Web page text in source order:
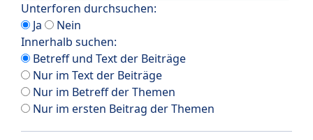
Unterforen durchsuchen:
Ja
Nein
Innerhalb suchen:
Betreff und Text der Beiträge
Nur im Text der Beiträge
Nur im Betreff der Themen
Nur im ersten Beitrag der Themen